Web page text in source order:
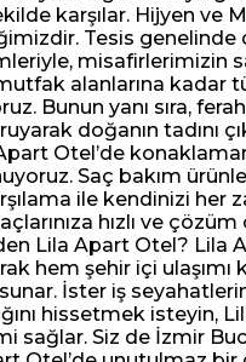
karşılar. Hijyen
Tesis genelinde
misafirlerimizin
alanlarına kadar
Bunun yanı sıra,
doğanın tadını
Otel’de
Saç bakım
ile kendinizi
hızlı ve
Lila Apart Otel? Lila
hem şehir içi ulaşımı
İster iş
hissetmek isteyin,
sağlar. Siz de İzmir